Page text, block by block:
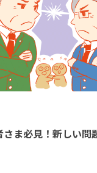
さま必見！新しい問